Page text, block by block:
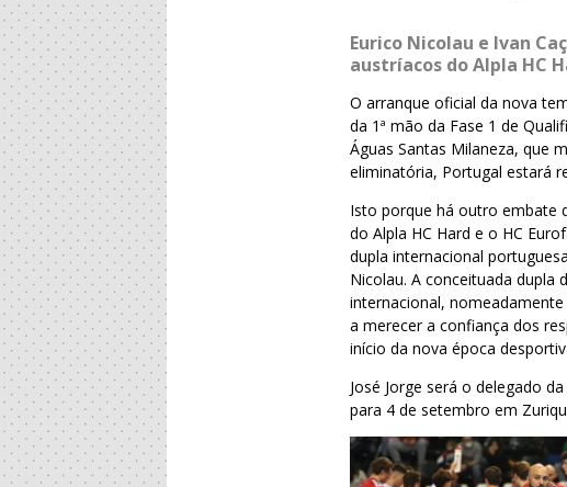
Eurico Nicolau e Ivan
austríacos do Alpla HC
O arranque oficial da nova
da 1ª mão da Fase 1 de
Águas Santas Milaneza, que
eliminatória, Portugal estará
Isto porque há outro embate
do Alpla HC Hard e o HC
dupla internacional
Nicolau. A conceituada dupla
internacional,
a merecer a confiança dos
início da nova época
José Jorge será o delegado
para 4 de setembro em